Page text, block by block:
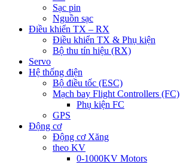
Sạc pin
Nguồn sạc
Điều khiển TX – RX
Điều khiển TX & Phụ kiện
Bộ thu tín hiệu (RX)
Servo
Hệ thống điện
Bộ điều tốc (ESC)
Mạch bay Flight Controllers (FC)
Phụ kiện FC
GPS
Động cơ
Động cơ Xăng
theo KV
0-1000KV Motors